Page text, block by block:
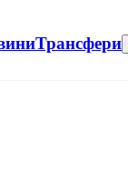
Трансфери